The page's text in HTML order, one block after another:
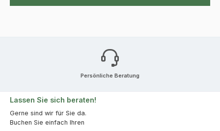
Persönliche Beratung
Lassen Sie sich beraten!
Gerne sind wir für Sie da.
Buchen Sie einfach Ihren